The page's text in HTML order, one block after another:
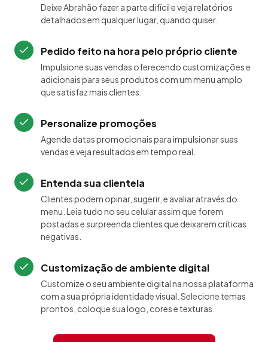
Deixe Abrahão fazer a parte difícil e veja relatórios
detalhados em qualquer lugar, quando quiser.
Pedido feito na hora pelo próprio cliente
Impulsione suas vendas oferecendo customizações e
adicionais para seus produtos com um menu amplo
que satisfaz mais clientes.
Personalize promoções
Agende datas promocionais para impulsionar suas
vendas e veja resultados em tempo real.
Entenda sua clientela
Clientes podem opinar, sugerir, e avaliar através do
menu. Leia tudo no seu celular assim que forem
postadas e surpreenda clientes que deixarem críticas
negativas.
Customização de ambiente digital
Customize o seu ambiente digital na nossa plataforma
com a sua própria identidade visual. Selecione temas
prontos, coloque sua logo, cores e texturas.